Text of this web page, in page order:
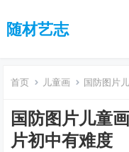
随材艺志
首页 儿童画 国防图片
国防图片儿童
片初中有难度